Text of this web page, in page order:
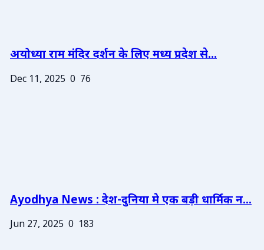
अयोध्या राम मंदिर दर्शन के लिए मध्य प्रदेश से...
Dec 11, 2025 0 76
Ayodhya News : देश-दुनिया मे एक बड़ी धार्मिक न...
Jun 27, 2025 0 183